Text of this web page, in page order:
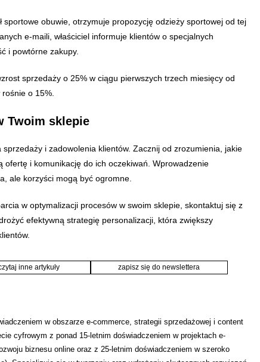
obuwie, otrzymuje propozycję odzieży sportowej od tej
e-maili, właściciel informuje klientów o specjalnych
i powtórne zakupy.
sprzedaży o 25% w ciągu pierwszych trzech miesięcy od
o 15%.
Twoim sklepie
i zadowolenia klientów. Zacznij od zrozumienia, jakie
i komunikację do ich oczekiwań. Wprowadzenie
ale korzyści mogą być ogromne.
w optymalizacji procesów w swoim sklepie, skontaktuj się z
efektywną strategię personalizacji, która zwiększy
inne artykuły zapisz się do newslettera
w obszarze e-commerce, strategii sprzedażowej i content
cyfrowym z ponad 15-letnim doświadczeniem w projektach e-
biznesu online oraz z 25-letnim doświadczeniem w szeroko